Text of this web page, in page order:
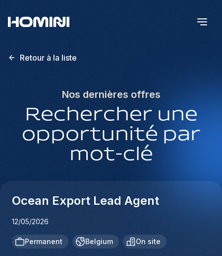
Retour à la liste
Nos dernières offres
Rechercher une
opportunité par
mot-clé
Ocean Export Lead Agent
12/05/2026
Permanent Belgium On site